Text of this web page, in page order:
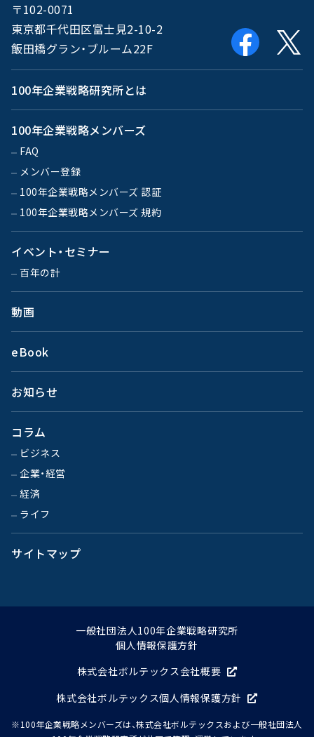
〒102-0071
東京都千代田区富士見2-10-2
飯田橋グラン・ブルーム22F
100年企業戦略研究所とは
100年企業戦略メンバーズ
FAQ
メンバー登録
100年企業戦略メンバーズ 認証
100年企業戦略メンバーズ 規約
イベント・セミナー
百年の計
動画
eBook
お知らせ
コラム
ビジネス
企業・経営
経済
ライフ
サイトマップ
一般社団法人100年企業戦略研究所
個人情報保護方針
株式会社ボルテックス会社概要
株式会社ボルテックス個人情報保護方針
※100年企業戦略メンバーズは、株式会社ボルテックスおよび一般社団法人